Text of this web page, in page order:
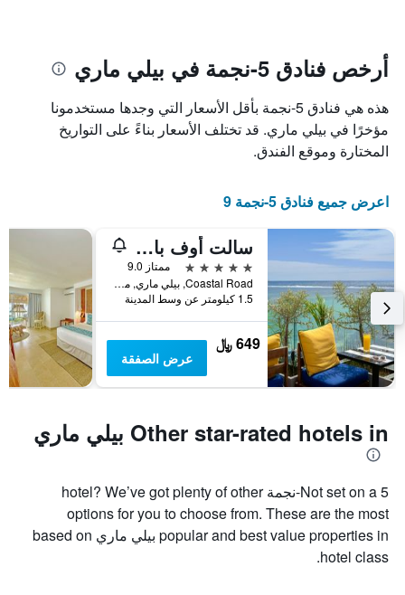
1
Y
الذي
يعرض
متوسط
في
عطلة
نهاية
هذا
الأسبوع
خلال
آخر
3
أيام
محور
الذي
يعرض
عدد
الأيام
يتضمن
المخطط
التالي
1
محور
Y
الذي
يعرض
متوسط
سعر
غرفة
أرخص فنادق 5-نجمة في بيلي ماري
هذه هي فنادق 5-نجمة بأقل الأسعار التي وجدها مستخدمونا
مؤخرًا في بيلي ماري. قد تختلف الأسعار بناءً على التواريخ
المختارة وموقع الفندق.
اعرض جميع فنادق 5-نجمة 9
سالت أوف بالم ، أن أدالت أونلي بوتيك هوتل
5 نجوم
ممتاز 9.0
Coastal Road, بيلي ماري, موريشيوس
1.5 كيلومتر عن وسط المدينة
649 ﷼
عرض الصفقة
Other star-rated hotels in بيلي ماري
Not set on a 5-نجمة hotel? We’ve got plenty of other
options for you to choose from. These are the most
popular and best value properties in بيلي ماري based on
hotel class.